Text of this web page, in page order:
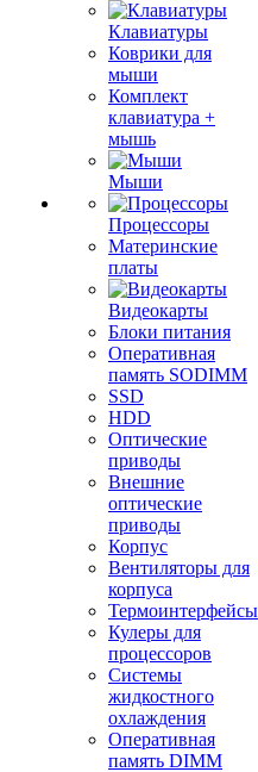
Клавиатуры
Коврики для
мыши
Комплект
клавиатура +
мышь
Мыши
Процессоры
Материнские
платы
Видеокарты
Блоки питания
Оперативная
память SODIMM
SSD
HDD
Оптические
приводы
Внешние
оптические
приводы
Корпус
Вентиляторы для
корпуса
Термоинтерфейсы
Кулеры для
процессоров
Системы
жидкостного
охлаждения
Оперативная
память DIMM